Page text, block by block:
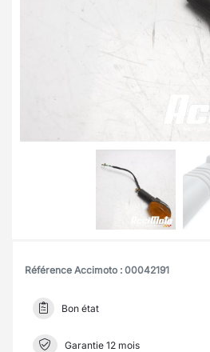
Référence Accimoto : 00042191
Bon état
Garantie 12 mois